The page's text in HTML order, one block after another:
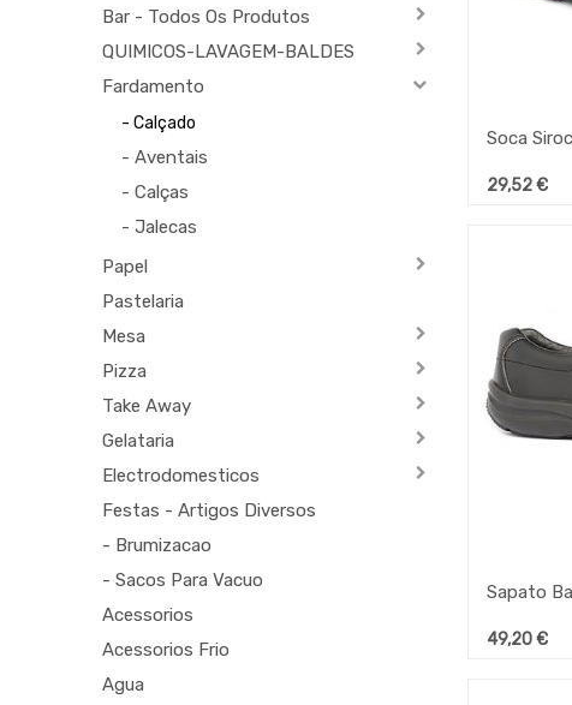
Bar - Todos Os Produtos
QUIMICOS-LAVAGEM-BALDES
Fardamento
- Calçado
- Aventais
- Calças
- Jalecas
Papel
Pastelaria
Mesa
Pizza
Take Away
Gelataria
Electrodomesticos
Festas - Artigos Diversos
- Brumizacao
- Sacos Para Vacuo
Acessorios
Acessorios Frio
Agua
29,52€
49,20€